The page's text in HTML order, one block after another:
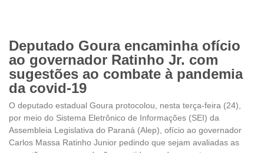
Deputado Goura encaminha ofício
ao governador Ratinho Jr. com
sugestões ao combate à pandemia
da covid-19
O deputado estadual Goura protocolou, nesta terça-feira (24),
por meio do Sistema Eletrônico de Informações (SEI) da
Assembleia Legislativa do Paraná (Alep), ofício ao governador
Carlos Massa Ratinho Junior pedindo que sejam avaliadas as